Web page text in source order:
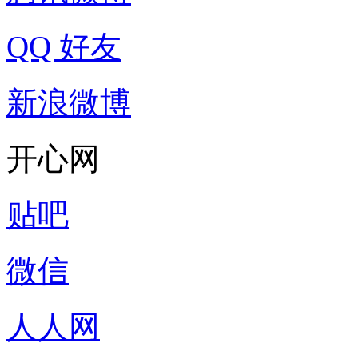
QQ 好友
新浪微博
开心网
贴吧
微信
人人网